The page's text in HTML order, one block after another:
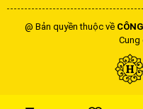
@ Bản quyền thuộc về